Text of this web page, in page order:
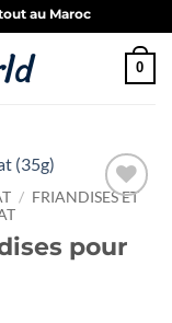
au Maroc
0
de
/ FRIANDISES ET
pour